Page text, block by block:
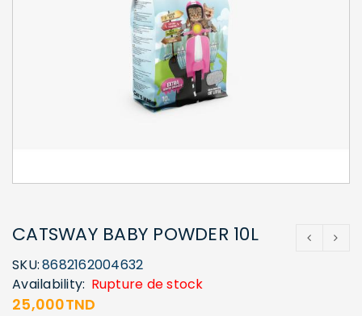
CATSWAY BABY POWDER 10L
SKU:8682162004632
Availability: Rupture de stock
25,000TND